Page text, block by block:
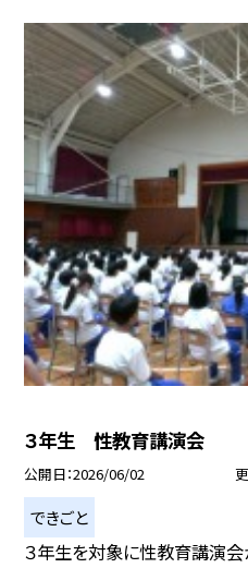
３年生 性教育講演会
公開日 2026/06/02
できごと
３年生を対象に性教育講演